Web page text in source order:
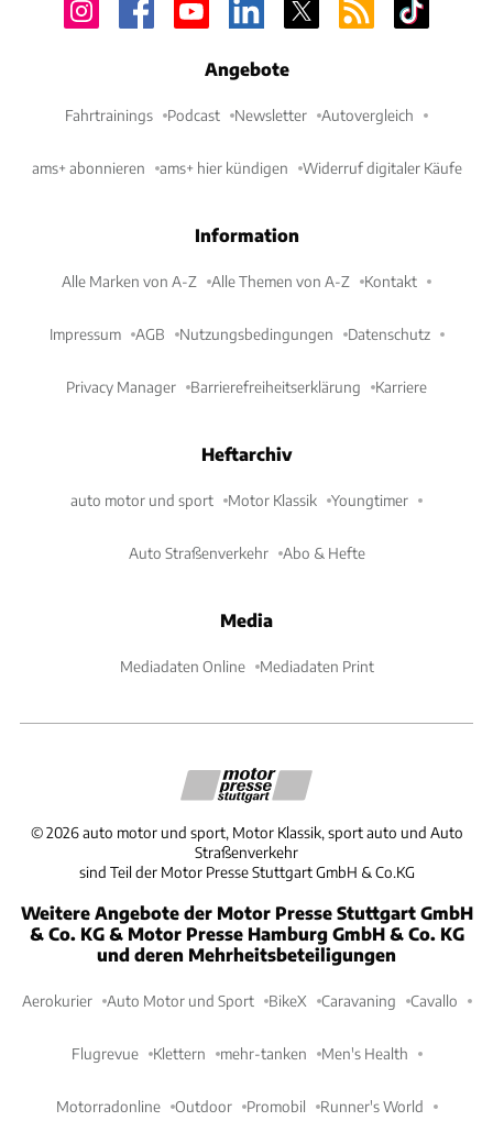
Angebote
Fahrtrainings Podcast Newsletter Autovergleich
ams+ abonnieren ams+ hier kündigen Widerruf digitaler Käufe
Information
Alle Marken von A-Z Alle Themen von A-Z Kontakt
Impressum AGB Nutzungsbedingungen Datenschutz
Privacy Manager Barrierefreiheitserklärung Karriere
Heftarchiv
auto motor und sport Motor Klassik Youngtimer
Auto Straßenverkehr Abo & Hefte
Media
Mediadaten Online Mediadaten Print
©2026 auto motor und sport, Motor Klassik, sport auto und Auto
Straßenverkehr
sind Teil der Motor Presse Stuttgart GmbH & Co.KG
Weitere Angebote der Motor Presse Stuttgart GmbH
& Co. KG & Motor Presse Hamburg GmbH & Co. KG
und deren Mehrheitsbeteiligungen
Aerokurier Auto Motor und Sport BikeX Caravaning Cavallo
Flugrevue Klettern mehr-tanken Men's Health
Motorradonline Outdoor Promobil Runner's World